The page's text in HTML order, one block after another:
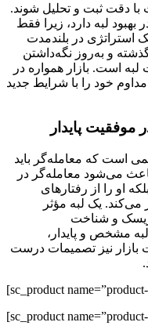
با دقت ثبت و تحلیل شوند.
لبه دارد، زیرا فقط
استراتژی در بلندمدت
و به‌روز نگه‌داشتن
لبه است. بازار همواره در
خود را با شرایط جدید
موفقیت پایدار
است که معامله‌گر باید
می‌شود معامله‌گر در
او را از رفتارهای
یک لبه مؤثر
ریسک و شناخت
مشخص و پایدار،
نیز تصمیمات درست
[sc_product
[sc_product